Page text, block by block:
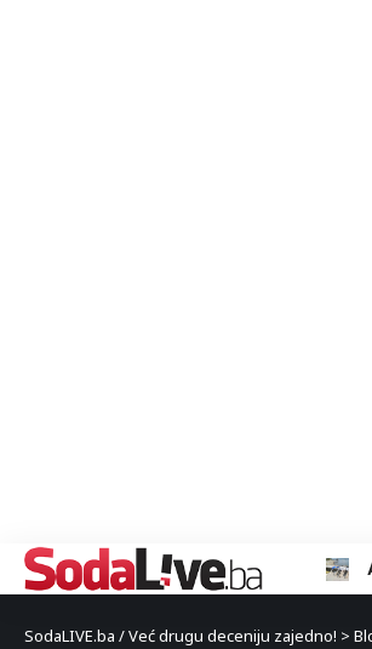
SodaLIVE.ba / Već drugu deceniju zajedno! >